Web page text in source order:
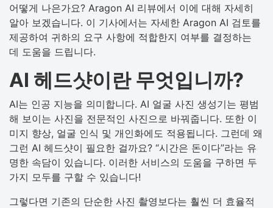
어떻게 나은가요? Aragon AI 리뷰에서 이에 대해 자세히
알아 보겠습니다. 이 기사에서는 자세한 Aragon AI 검토를
제공하여 귀하의 요구 사항에 적합한지 여부를 결정하는
데 도움을 드립니다.
AI 헤드샷이란 무엇입니까?
AI는 인공 지능을 의미합니다. AI 얼굴 사진 생성기는 평범
해 보이는 사진을 전문적인 사진으로 바꿔줍니다. 또한 이
미지 향상, 얼굴 인식 및 개인화에도 적용됩니다. 그런데 왜
그런 AI 헤드샷이 필요한 걸까요? “시간은 돈이다”라는 유
명한 속담이 있습니다. 이러한 서비스의 도움을 구하면 두
가지 모두를 구할 수 있습니다!
그렇다면 기존의 단순한 사진 촬영보다는 훨씬 더 효율적